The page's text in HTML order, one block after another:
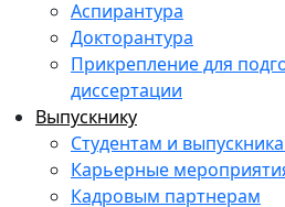
Аспирантура
Докторантура
Прикрепление для
диссертации
Выпускнику
Студентам и
Карьерные
Кадровым партнерам